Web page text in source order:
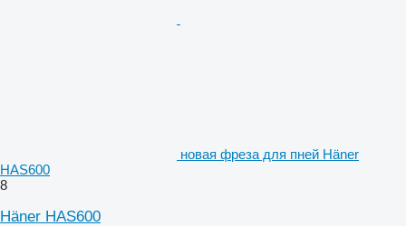
новая фреза для пней Häner
HAS600
8
Häner HAS600